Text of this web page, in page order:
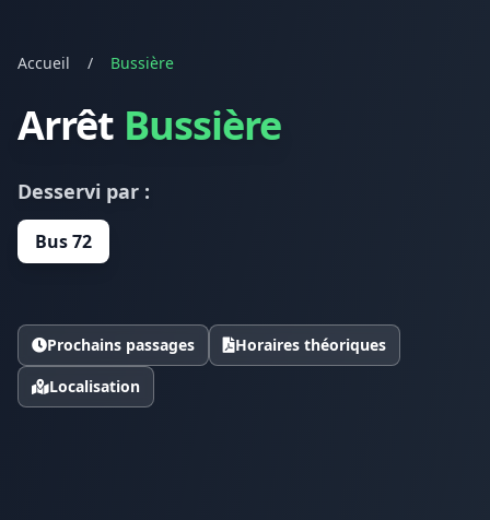
Accueil / Bussière
Arrêt Bussière
Desservi par :
Bus 72
Prochains passages
Horaires théoriques
Localisation